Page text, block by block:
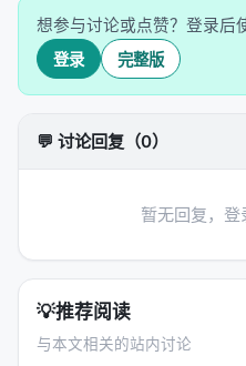
好坏，工作量是
最终结论：混合奖励最优
但这篇论文最有价值的地
——那是 engineering
计本质上是一个"延迟
之间找到平衡——这和人
想参与讨论或点赞？登录后
登录 完整版
💬 讨论回复（0）
暂无回复，
💡推荐阅读
与本文相关的站内讨论